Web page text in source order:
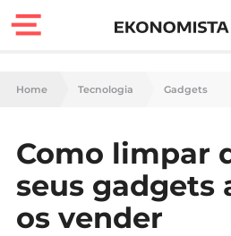
Finanças
Carreira
Casa
Home Tecnologia Gadgets
Como limpar
seus gadgets
os vender